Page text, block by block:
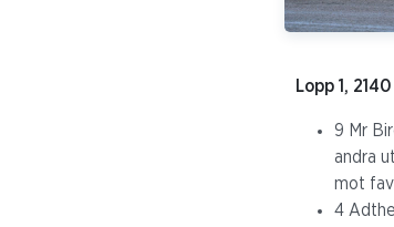
Lopp 1,
9 Mr
andra
mot
4